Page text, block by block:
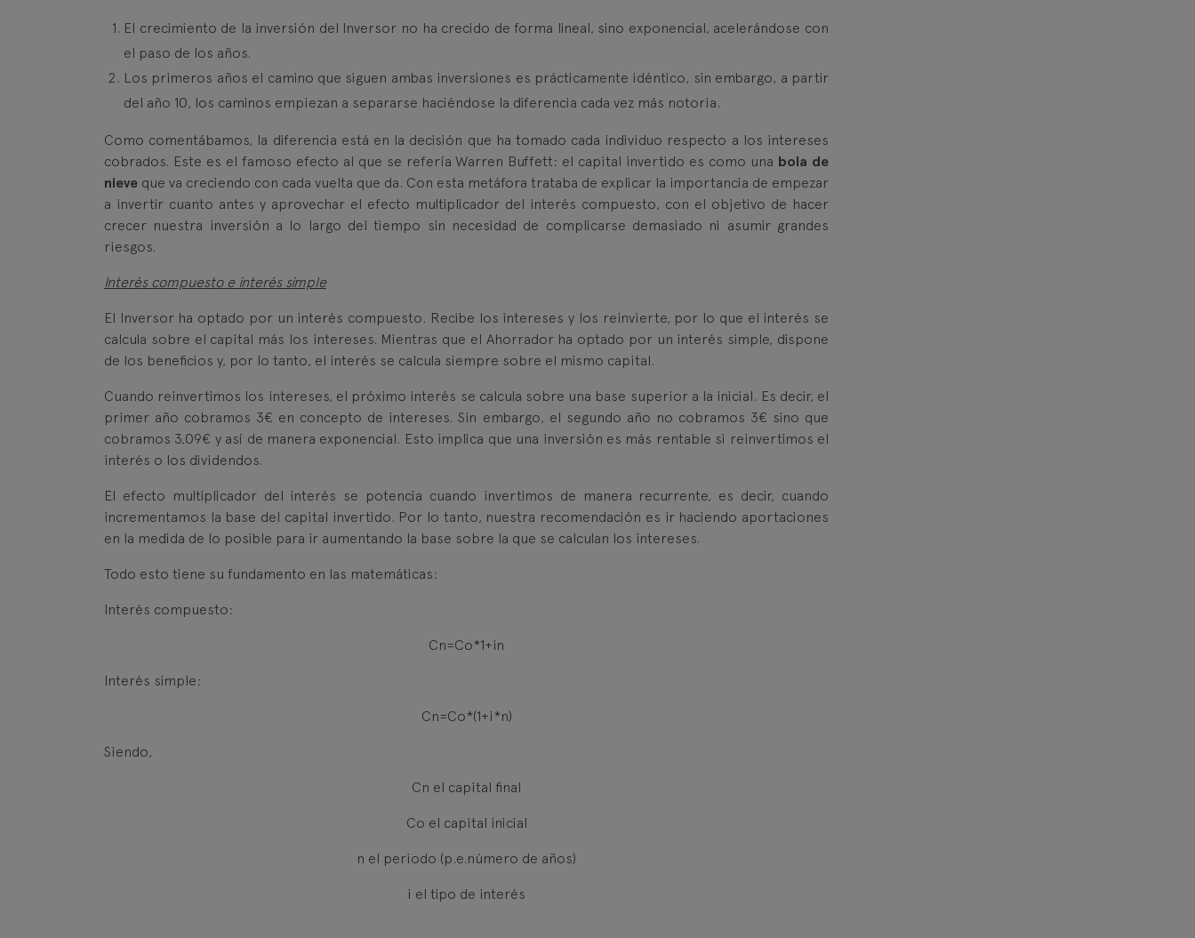
El crecimiento de la inversión del Inversor no ha crecido de forma lineal, sino exponencial, acelerándose con
el paso de los años.
Los primeros años el camino que siguen ambas inversiones es prácticamente idéntico, sin embargo, a partir
del año 10, los caminos empiezan a separarse haciéndose la diferencia cada vez más notoria.
Como comentábamos, la diferencia está en la decisión que ha tomado cada individuo respecto a los intereses
cobrados. Este es el famoso efecto al que se refería Warren Buffett: el capital invertido es como una bola de
nieve que va creciendo con cada vuelta que da. Con esta metáfora trataba de explicar la importancia de empezar
a invertir cuanto antes y aprovechar el efecto multiplicador del interés compuesto, con el objetivo de hacer
crecer nuestra inversión a lo largo del tiempo sin necesidad de complicarse demasiado ni asumir grandes
riesgos.
Interés compuesto e interés simple
El Inversor ha optado por un interés compuesto. Recibe los intereses y los reinvierte, por lo que el interés se
calcula sobre el capital más los intereses. Mientras que el Ahorrador ha optado por un interés simple, dispone
de los beneficios y, por lo tanto, el interés se calcula siempre sobre el mismo capital.
Cuando reinvertimos los intereses, el próximo interés se calcula sobre una base superior a la inicial. Es decir, el
primer año cobramos 3€ en concepto de intereses. Sin embargo, el segundo año no cobramos 3€ sino que
cobramos 3,09€ y así de manera exponencial. Esto implica que una inversión es más rentable si reinvertimos el
interés o los dividendos.
El efecto multiplicador del interés se potencia cuando invertimos de manera recurrente, es decir, cuando
incrementamos la base del capital invertido. Por lo tanto, nuestra recomendación es ir haciendo aportaciones
en la medida de lo posible para ir aumentando la base sobre la que se calculan los intereses.
Todo esto tiene su fundamento en las matemáticas:
Interés compuesto:
Cn=Co*1+in
Interés simple:
Cn=Co*(1+i*n)
Siendo,
Cn el capital final
Co el capital inicial
n el periodo (p.e.número de años)
i el tipo de interés